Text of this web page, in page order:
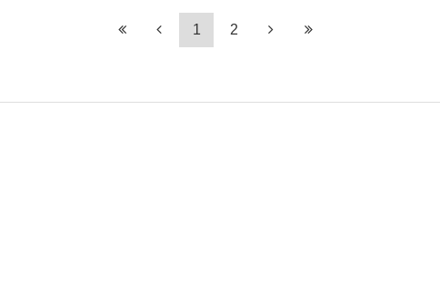
1 2